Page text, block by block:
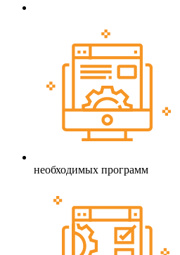
необходимых программ